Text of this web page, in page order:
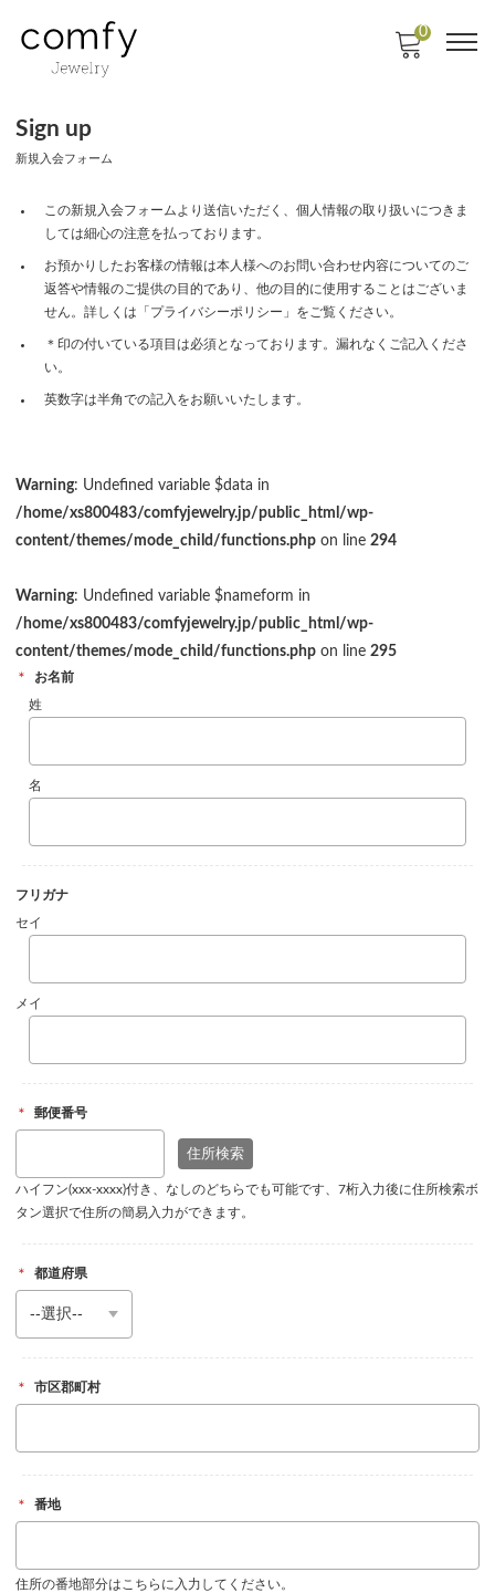
0
Sign up
新規入会フォーム
この新規入会フォームより送信いただく、個人情報の取り扱いにつきま
しては細心の注意を払っております。
お預かりしたお客様の情報は本人様へのお問い合わせ内容についてのご
返答や情報のご提供の目的であり、他の目的に使用することはございま
せん。詳しくは「プライバシーポリシー」をご覧ください。
＊印の付いている項目は必須となっております。漏れなくご記入くださ
い。
英数字は半角での記入をお願いいたします。
Warning: Undefined variable $data in
/home/xs800483/comfyjewelry.jp/public_html/wp-
content/themes/mode_child/functions.php on line 294
Warning: Undefined variable $nameform in
/home/xs800483/comfyjewelry.jp/public_html/wp-
content/themes/mode_child/functions.php on line 295
＊ お名前
姓
名
フリガナ
セイ
メイ
＊ 郵便番号
ハイフン(xxx-xxxx)付き、なしのどちらでも可能です、7桁入力後に住所検索ボ
タン選択で住所の簡易入力ができます。
＊ 都道府県
＊ 市区郡町村
＊ 番地
住所の番地部分はこちらに入力してください。